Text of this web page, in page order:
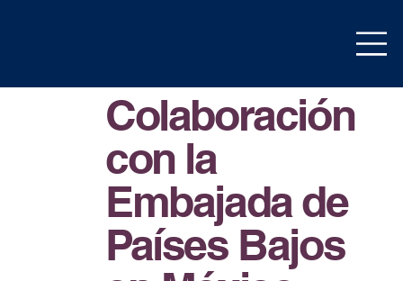
Colaboración
con la
Embajada de
Países Bajos